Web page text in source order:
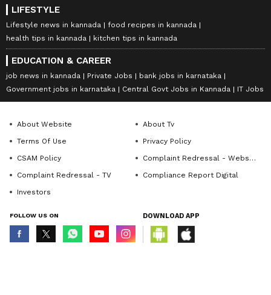
LIFESTYLE
Lifestyle news in kannada
food recipes in kannada
health tips in kannada
kitchen tips in kannada
EDUCATION & CAREER
job news in kannada Private Jobs
bank jobs in karnataka
Government jobs in karnataka
Central Govt Jobs in Kannada IT Jobs
About Website
About Tv
Terms Of Use
Privacy Policy
CSAM Policy
Complaint Redressal - Website
Complaint Redressal - TV
Compliance Report Digital
Investors
FOLLOW US ON DOWNLOAD APP